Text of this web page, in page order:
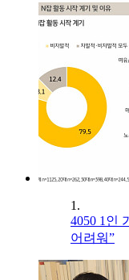
1.
4050 1인
어려워”